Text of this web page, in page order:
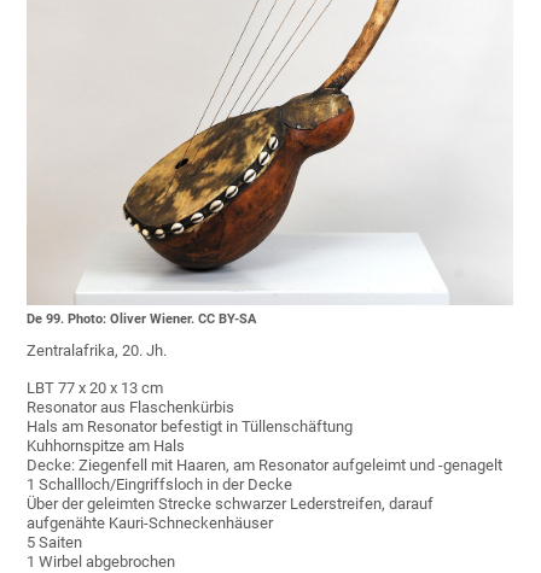
De 99. Photo: Oliver Wiener. CC BY-SA
Zentralafrika, 20. Jh.
LBT 77 x 20 x 13 cm
Resonator aus Flaschenkürbis
Hals am Resonator befestigt in Tüllenschäftung
Kuhhornspitze am Hals
Decke: Ziegenfell mit Haaren, am Resonator aufgeleimt und -genagelt
1 Schallloch/Eingriffsloch in der Decke
Über der geleimten Strecke schwarzer Lederstreifen, darauf
aufgenähte Kauri-Schneckenhäuser
5 Saiten
1 Wirbel abgebrochen